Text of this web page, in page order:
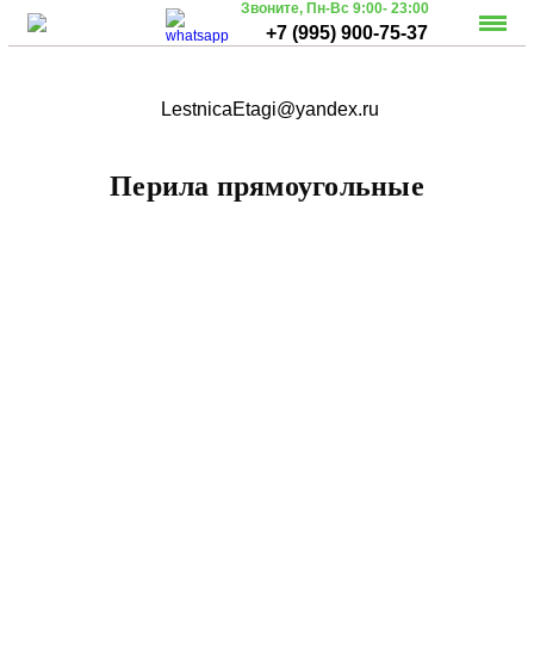
Звоните, Пн-Вс 9:00- 23:00
+7 (995) 900-75-37
LestnicaEtagi@yandex.ru
Перила прямоугольные